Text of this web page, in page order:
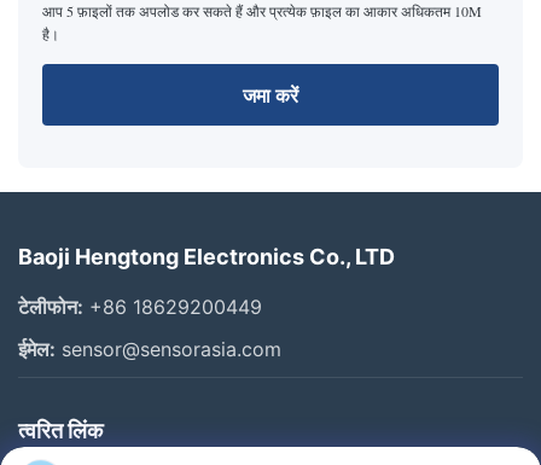
आप 5 फ़ाइलों तक अपलोड कर सकते हैं और प्रत्येक फ़ाइल का आकार अधिकतम 10M
है।
जमा करें
Baoji Hengtong Electronics Co., LTD
टेलीफोन: +86 18629200449
ईमेल: sensor@sensorasia.com
त्वरित लिंक